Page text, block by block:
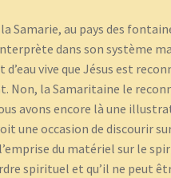
Samarie, au pays des
dans son système
vive que Jésus est
la Samaritaine le
avons encore là une
une occasion de discourir
du matériel sur le
spirituel et qu’il ne peut